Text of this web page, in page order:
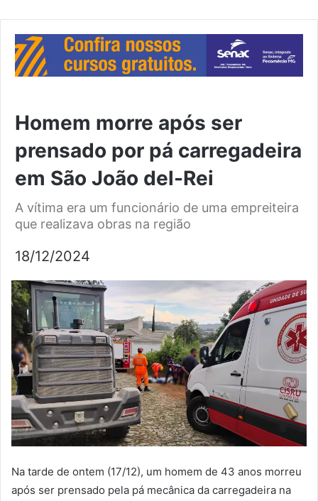
Homem morre após ser
prensado por pá carregadeira
em São João del-Rei
A vítima era um funcionário de uma empreiteira
que realizava obras na região
18/12/2024
Na tarde de ontem (17/12), um homem de 43 anos morreu
após ser prensado pela pá mecânica da carregadeira na